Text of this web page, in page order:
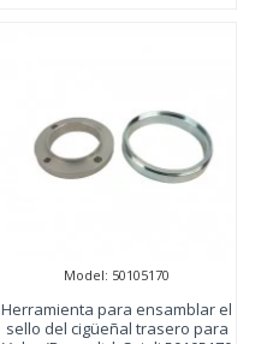
Model: 50105170
Herramienta para ensamblar el
sello del cigüeñal trasero para